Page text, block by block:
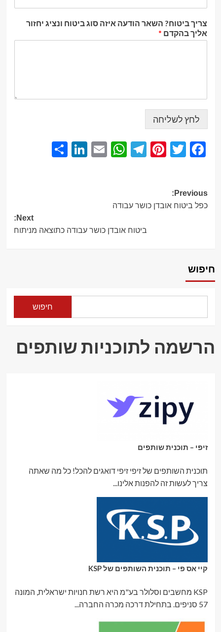
צריך ביטוח? השאר הודעה איזה סוג ביטוח ונציג יחזור
אליך בהקדם *
לחץ לשליחה
Facebook
Twitter
Pinterest
Telegram
WhatsApp
Email
LinkedIn
Post
navigation
Previous:
כפל ביטוח אובדן כושר עבודה
Next:
ביטוח אובדן כושר עבודה כתוצאה מניתוח
חיפוש
חיפוש
הרשמה לתוכניות שותפים
זיפי – תוכנית שותפים
תוכנית השותפים של זיפי זיפי דואגים להכל! כל מה שאתה
צריך לעשות זה להפנות אלינו...
קיי אס פי – תוכנית השותפים של KSP
KSP מחשבים וסלולר בע"מ היא רשת חנויות ישראלית, המונה
57 סניפים. בתחילת דרכה מכרה החברה...